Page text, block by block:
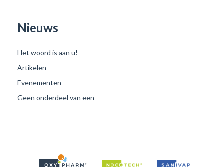
Nieuws
Het woord is aan u!
Artikelen
Evenementen
Geen onderdeel van een